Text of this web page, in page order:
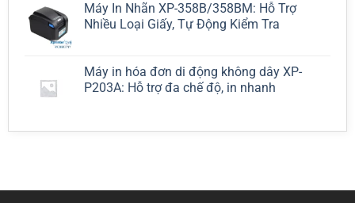
Máy In Nhãn XP-358B/358BM: Hỗ Trợ
Nhiều Loại Giấy, Tự Động Kiểm Tra
Máy in hóa đơn di động không dây XP-
P203A: Hỗ trợ đa chế độ, in nhanh